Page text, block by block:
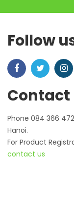
Follow
Contact
Phone 084 366
Hanoi.
For Product
contact us